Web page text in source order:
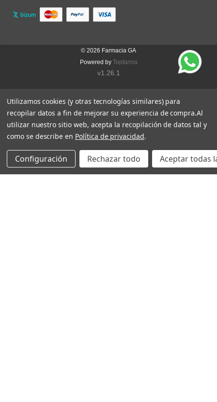
© 2026 Farmacia GA
Powered by Topfarma
v1.26.1
Utilizamos cookies (y otras tecnologías similares) para
recopilar datos a fin de mejorar su experiencia de compra.Al
utilizar nuestro sitio web, acepta la recopilación de datos tal y
como se describe en Política de privacidad.
Configuración Rechazar todo Aceptar todas